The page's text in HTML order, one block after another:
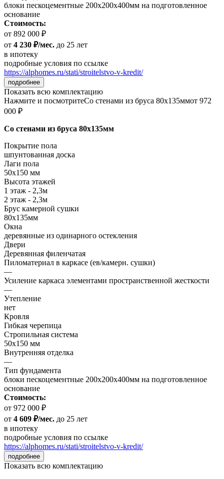
блоки пескоцементные 200х200х400мм на подготовленное
основание
Стоимость:
от 892 000 ₽
от 4 230 ₽/мес. до 25 лет
в ипотеку
подробные условия по ссылке
https://alphomes.ru/stati/stroitelstvo-v-kredit/
подробнее
Показать всю комплектацию
Нажмите и посмотритеСо стенами из бруса 80х135ммот 972
000 ₽
Со стенами из бруса 80х135мм
Покрытие пола
шпунтованная доска
Лаги пола
50х150 мм
Высота этажей
1 этаж - 2,3м
2 этаж - 2,3м
Брус камерной сушки
80х135мм
Окна
деревянные из одинарного остекления
Двери
Деревянная филенчатая
Пиломатериал в каркасе (ев/камерн. сушки)
—
Усиление каркаса элементами пространственной жесткости
—
Утепление
нет
Кровля
Гибкая черепица
Стропильная система
50х150 мм
Внутренняя отделка
—
Тип фундамента
блоки пескоцементные 200х200х400мм на подготовленное
основание
Стоимость:
от 972 000 ₽
от 4 609 ₽/мес. до 25 лет
в ипотеку
подробные условия по ссылке
https://alphomes.ru/stati/stroitelstvo-v-kredit/
подробнее
Показать всю комплектацию